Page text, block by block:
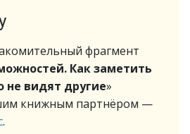
фрагмент
Как заметить
не видят другие»
книжным партнёром —
.